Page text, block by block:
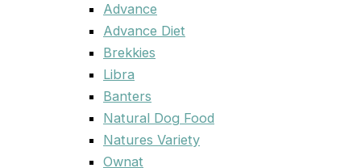
Advance
Advance Diet
Brekkies
Libra
Banters
Natural Dog Food
Natures Variety
Ownat